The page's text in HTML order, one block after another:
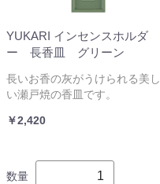
YUKARI インセンスホルダ
ー 長香皿 グリーン
長いお香の灰がうけられる美し
い瀬戸焼の香皿です。
￥2,420
数量